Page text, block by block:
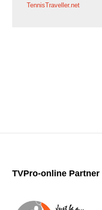
TennisTraveller.net
TVPro-online Partner